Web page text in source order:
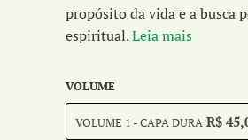
propósito da vida e a busca
espiritual.Leia mais
VOLUME
VOLUME 1 - CAPA DURA R$